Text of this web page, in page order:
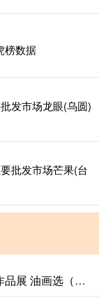
榜数据
发市场龙眼(乌圆)
批发市场芒果(台
广盛网 2026年第三届全国大学生美术作品展 油画选（一）